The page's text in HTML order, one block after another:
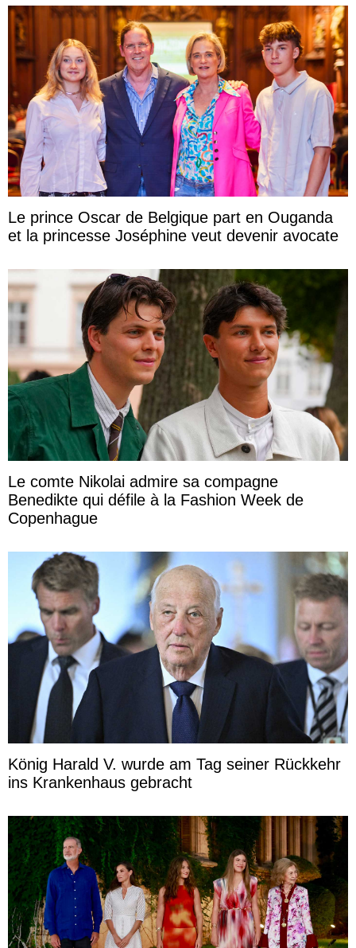
Le prince Oscar de Belgique part en Ouganda
et la princesse Joséphine veut devenir avocate
Le comte Nikolai admire sa compagne
Benedikte qui défile à la Fashion Week de
Copenhague
König Harald V. wurde am Tag seiner Rückkehr
ins Krankenhaus gebracht